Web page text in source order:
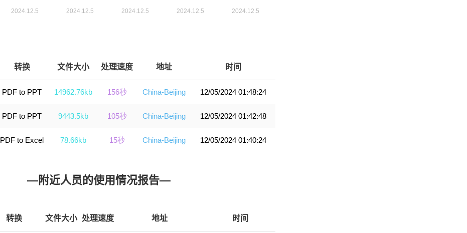
转换 文件大小 处理速度 地址 时间
PDF to PPT 14962.76kb 156秒 China-Beijing 12/05/2024 01:48:24
PDF to PPT 9443.5kb 105秒 China-Beijing 12/05/2024 01:42:48
PDF to Excel 78.66kb 15秒 China-Beijing 12/05/2024 01:40:24
—附近人员的使用情况报告—
转换 文件大小 处理速度 地址 时间